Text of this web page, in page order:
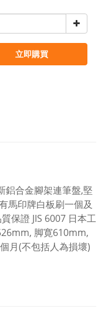
立即購買
鋁合金腳架連筆盤,堅
馬印牌白板刷一個及
保證 JIS 6007 日本工
脚寛610mm,
月(不包括人為損壞)